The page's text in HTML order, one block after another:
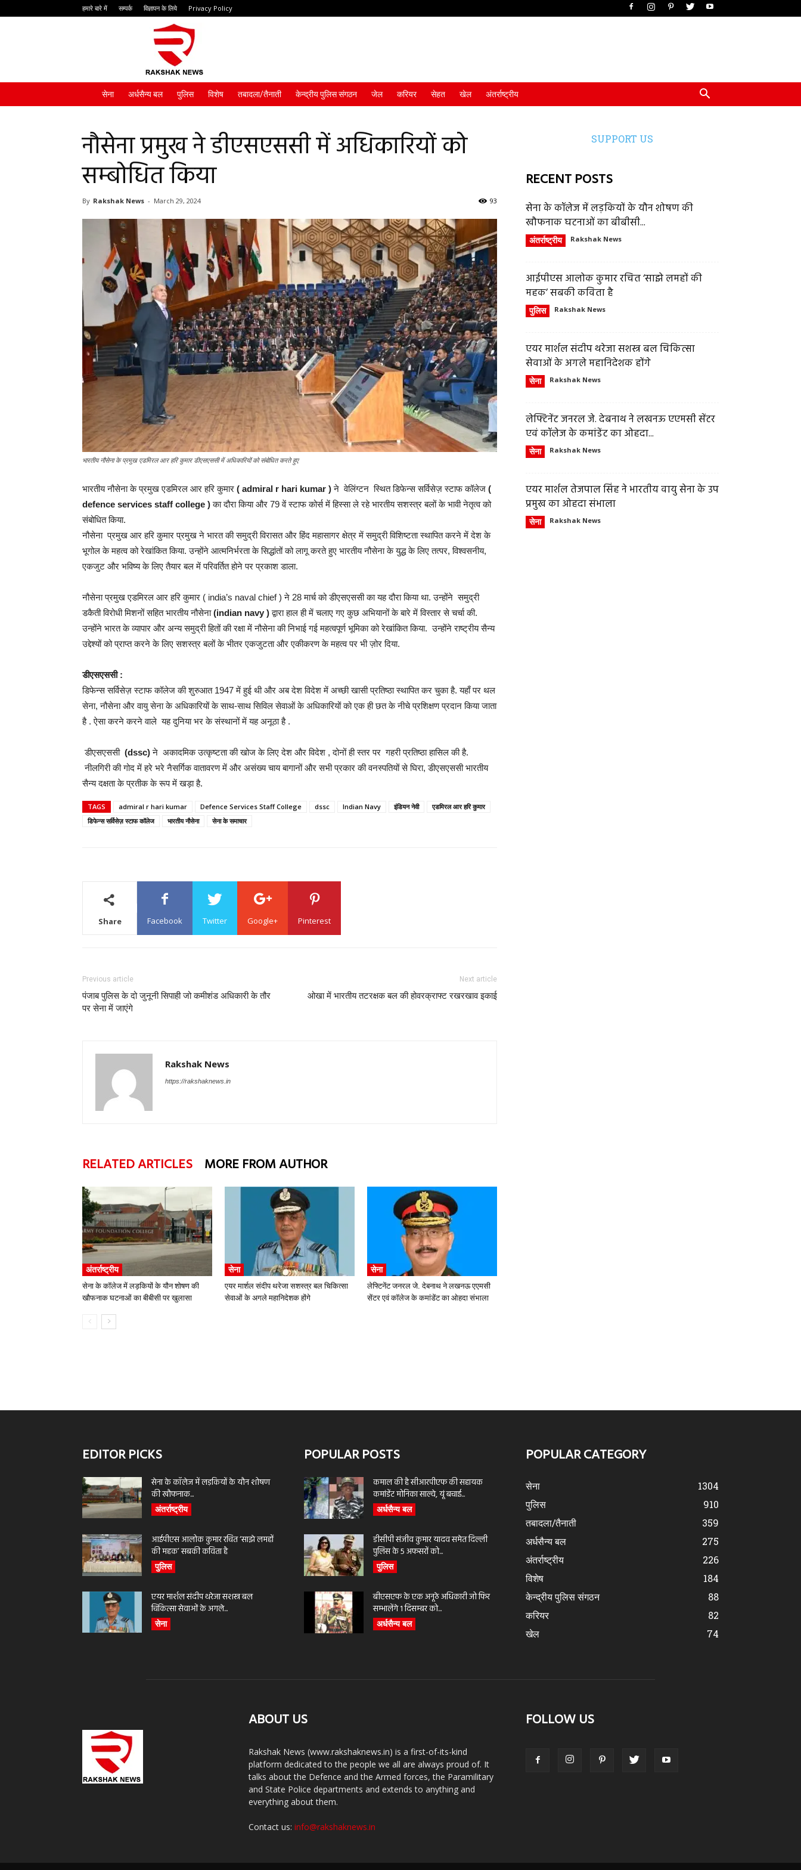
हमारे बारे में सम्पर्क विज्ञापन के लिये Privacy Policy
सेना अर्धसैन्य बल पुलिस विशेष तबादला/तैनाती केन्द्रीय पुलिस संगठन जेल करियर सेहत खेल अंतर्राष्ट्रीय
नौसेना प्रमुख ने डीएसएससी में अधिकारियों को
सम्बोधित किया
By Rakshak News - March 29, 2024 93
भारतीय नौसेना के प्रमुख एडमिरल आर हरि कुमार डीएसएससी में अधिकारियों को संबोधित करते हुए
भारतीय नौसेना के प्रमुख एडमिरल आर हरि कुमार ( admiral r hari kumar )ने वेलिंग्टन स्थित डिफेन्स सर्विसेज़ स्टाफ कॉलेज (
defence services staff college )का दौरा किया और 79 वें स्टाफ कोर्स में हिस्सा ले रहे भारतीय सशस्त्र बलों के भावी नेतृत्व को
संबोधित किया.
नौसेना प्रमुख आर हरि कुमार प्रमुख ने भारत की समुद्री विरासत और हिंद महासागर क्षेत्र में समुद्री विशिष्टता स्थापित करने में देश के
भूगोल के महत्व को रेखांकित किया. उन्होंने आत्मनिर्भरता के सिद्धांतों को लागू करते हुए भारतीय नौसेना के युद्ध के लिए तत्पर, विश्वसनीय,
एकजुट और भविष्य के लिए तैयार बल में परिवर्तित होने पर प्रकाश डाला.
नौसेना प्रमुख एडमिरल आर हरि कुमार ( india’s naval chief ) ने 28 मार्च को डीएसएससी का यह दौरा किया था. उन्होंने समुद्री
डकैती विरोधी मिशनों सहित भारतीय नौसेना(indian navy )द्वारा हाल ही में चलाए गए कुछ अभियानों के बारे में विस्तार से चर्चा की.
उन्होंने भारत के व्यापार और अन्य समुद्री हितों की रक्षा में नौसेना की निभाई गई महत्वपूर्ण भूमिका को रेखांकित किया. उन्होंने राष्ट्रीय सैन्य
उद्देश्यों को प्राप्त करने के लिए सशस्त्र बलों के भीतर एकजुटता और एकीकरण के महत्व पर भी ज़ोर दिया.
डीएसएससी :
डिफेन्स सर्विसेज़ स्टाफ कॉलेज की शुरुआत 1947 में हुई थी और अब देश विदेश में अच्छी खासी प्रतिष्ठा स्थापित कर चुका है. यहाँ पर थल
सेना, नौसेना और वायु सेना के अधिकारियों के साथ-साथ सिविल सेवाओं के अधिकारियों को एक ही छत के नीचे प्रशिक्षण प्रदान किया जाता
है . ऐसा करने करने वाले यह दुनिया भर के संस्थानों में यह अनूठा है .
डीएसएससी (dssc)ने अकादमिक उत्कृष्टता की खोज के लिए देश और विदेश , दोनों ही स्तर पर गहरी प्रतिष्ठा हासिल की है.
नीलगिरी की गोद में हरे भरे नैसर्गिक वातावरण में और असंख्य चाय बागानों और सभी प्रकार की वनस्पतियों से घिरा, डीएसएससी भारतीय
सैन्य दक्षता के प्रतीक के रूप में खड़ा है.
TAGS admiral r hari kumar Defence Services Staff College dssc Indian Navy इंडियन नेवी
एडमिरल आर हरि कुमार
डिफेन्स सर्विसेज़ स्टाफ कॉलेज
भारतीय नौसेना सेना के समाचार
Share Facebook Twitter Google+ Pinterest
Previous article
पंजाब पुलिस के दो जुनूनी सिपाही जो कमीशंड अधिकारी के तौर
पर सेना में जाएंगे
Next article
ओखा में भारतीय तटरक्षक बल की होवरक्राफ्ट रखरखाव इकाई
Rakshak News
https://rakshaknews.in
RELATED ARTICLES MORE FROM AUTHOR
अंतर्राष्ट्रीय
सेना के कॉलेज में लड़कियों के यौन शोषण की
खौफनाक घटनाओं का बीबीसी पर खुलासा
सेना
एयर मार्शल संदीप थरेजा सशस्त्र बल चिकित्सा
सेवाओं के अगले महानिदेशक होंगे
सेना
लेफ्टिनेंट जनरल जे. देबनाथ ने लखनऊ एएमसी
सेंटर एवं कॉलेज के कमांडेंट का ओहदा संभाला
SUPPORT US
RECENT POSTS
सेना के कॉलेज में लड़कियों के यौन शोषण की
खौफनाक घटनाओं का बीबीसी...
अंतर्राष्ट्रीय Rakshak News
आईपीएस आलोक कुमार रचित ‘साझे लमहों की
महक’ सबकी कविता है
पुलिस Rakshak News
एयर मार्शल संदीप थरेजा सशस्त्र बल चिकित्सा
सेवाओं के अगले महानिदेशक होंगे
सेना Rakshak News
लेफ्टिनेंट जनरल जे. देबनाथ ने लखनऊ एएमसी सेंटर
एवं कॉलेज के कमांडेंट का ओहदा...
सेना Rakshak News
एयर मार्शल तेजपाल सिंह ने भारतीय वायु सेना के उप
प्रमुख का ओहदा संभाला
सेना Rakshak News
EDITOR PICKS
सेना के कॉलेज में लड़कियों के यौन शोषण
की खौफनाक...
अंतर्राष्ट्रीय
आईपीएस आलोक कुमार रचित ‘साझे लमहों
की महक’ सबकी कविता है
पुलिस
एयर मार्शल संदीप थरेजा सशस्त्र बल
चिकित्सा सेवाओं के अगले...
सेना
POPULAR POSTS
कमाल की है सीआरपीएफ की सहायक
कमांडेंट मोनिका साल्वे, यूं बचाई...
अर्धसैन्य बल
डीसीपी संजीव कुमार यादव समेत दिल्ली
पुलिस के 5 अफसरों को...
पुलिस
बीएसएफ के एक अनूठे अधिकारी जो फिर
सम्भालेंगे 1 दिसम्बर को...
अर्धसैन्य बल
POPULAR CATEGORY
सेना
1304
पुलिस
910
तबादला/तैनाती
359
अर्धसैन्य बल
275
अंतर्राष्ट्रीय
226
विशेष
184
केन्द्रीय पुलिस संगठन
88
करियर
82
खेल
74
ABOUT US
Rakshak News (www.rakshaknews.in) is a first-of-its-kind
platform dedicated to the people we all are always proud of. It
talks about the Defence and the Armed forces, the Paramilitary
and State Police departments and extends to anything and
everything about them.
Contact us: info@rakshaknews.in
FOLLOW US